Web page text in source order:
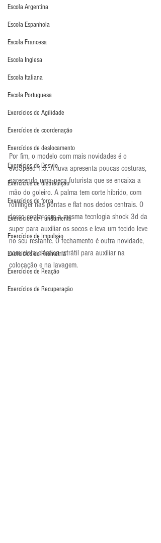
Escola Argentina
Escola Espanhola
Escola Francesa
Escola Inglesa
Escola Italiana
Escola Portuguesa
Exercícios de Agilidade
Exercícios de coordenação
Exercícios de deslocamento
Exercícios de Desvio
Exercícios de distribuição
Exercícios de força
Exercícios de Fundamento
Exercícios de Impulsão
Exercícios de Pliometria
Exercícios de Reação
Exercícios de Recuperação
Por fim, o modelo com mais novidades é o
evoSpeed 1.5. A luva apresenta poucas costuras,
parecendo uma peça futurista que se encaixa a
mão do goleiro. A palma tem corte híbrido, com
rollfinger nas pontas e flat nos dedos centrais. O
dorso conta com a mesma tecnlogia shock 3d da
super para auxiliar os socos e leva um tecido leve
no seu restante. O fechamento é outra novidade,
com cinta elástica retrátil para auxiliar na
colocação e na lavagem.